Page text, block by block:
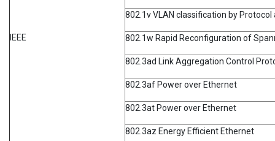
IEEE
802.1v VLAN classification by Protocol
802.1w Rapid Reconfiguration of
802.3ad Link Aggregation Control
802.3af Power over Ethernet
802.3at Power over Ethernet
802.3az Energy Efficient Ethernet